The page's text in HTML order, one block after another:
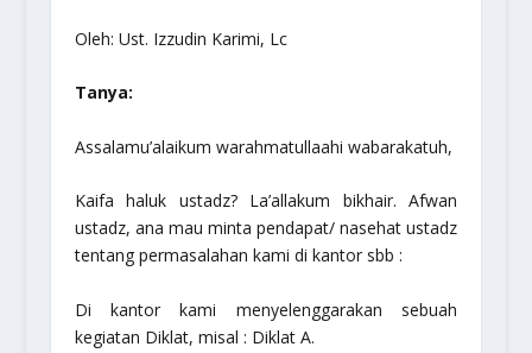
Oleh: Ust. Izzudin Karimi, Lc
Tanya:
Assalamu’alaikum warahmatullaahi wabarakatuh,
Kaifa haluk ustadz? La’allakum bikhair. Afwan
ustadz, ana mau minta pendapat/ nasehat ustadz
tentang permasalahan kami di kantor sbb :
Di kantor kami menyelenggarakan sebuah
kegiatan Diklat, misal : Diklat A.